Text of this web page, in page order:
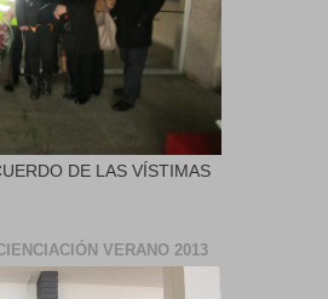
DE LAS VÍSTIMAS
VERANO 2013